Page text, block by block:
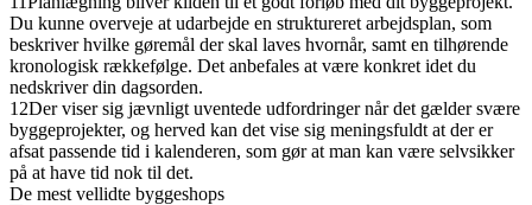
Du kunne overveje at udarbejde en struktureret arbejdsplan, som
beskriver hvilke gøremål der skal laves hvornår, samt en tilhørende
kronologisk rækkefølge. Det anbefales at være konkret idet du
nedskriver din dagsorden.
12Der viser sig jævnligt uventede udfordringer når det gælder svære
byggeprojekter, og herved kan det vise sig meningsfuldt at der er
afsat passende tid i kalenderen, som gør at man kan være selvsikker
på at have tid nok til det.
De mest vellidte byggeshops